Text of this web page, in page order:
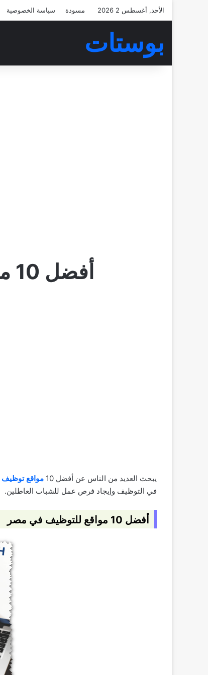
الأحد, أغسطس 2 2026 مسودة سياسة الخصوصية
بوستات
أفضل 10 مواقع توظيف فى مصر و عربية مجانا 2026
يبحث العديد من الناس عن أفضل 10 مواقع توظيف
في التوظيف وإيجاد فرص عمل للشباب العاطلين.
أفضل 10 مواقع للتوظيف في مصر